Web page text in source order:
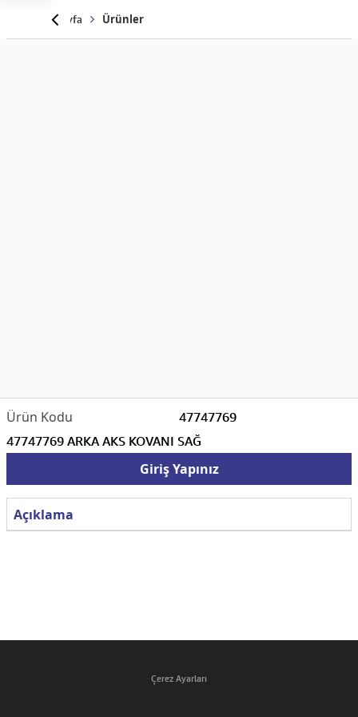
Anasayfa Ürünler
47747769
47747769 ARKA AKS KOVANI SAĞ
Giriş Yapınız
Açıklama
Çerez Ayarları